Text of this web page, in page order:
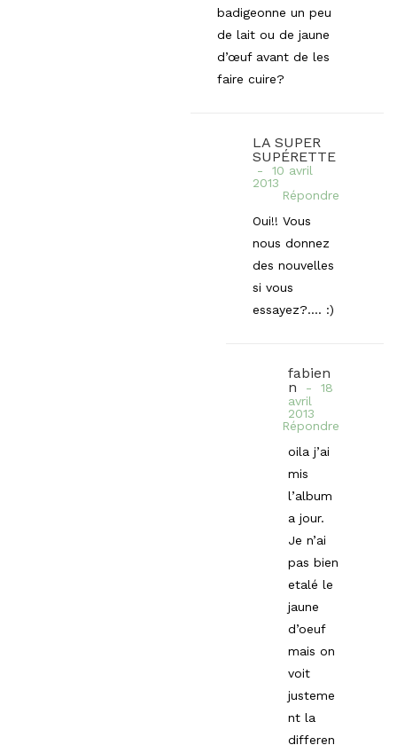
badigeonne un peu
de lait ou de jaune
d’œuf avant de les
faire cuire?
LA SUPER
SUPÉRETTE
10 avril
2013
Répondre
Oui!! Vous
nous donnez
des nouvelles
si vous
essayez?…. :)
fabien
n
18
avril
2013
Répondre
oila j’ai
mis
l’album
a jour.
Je n’ai
pas bien
etalé le
jaune
d’oeuf
mais on
voit
justeme
nt la
differen